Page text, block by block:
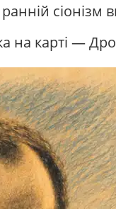
сіонізм
на карті —